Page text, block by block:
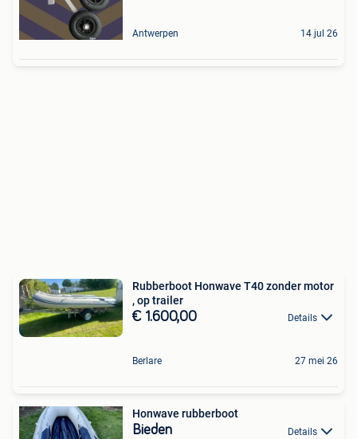
Antwerpen 14 jul 26
Rubberboot Honwave T40 zonder motor
, op trailer
€ 1.600,00 Details
Berlare 27 mei 26
Honwave rubberboot
Bieden Details